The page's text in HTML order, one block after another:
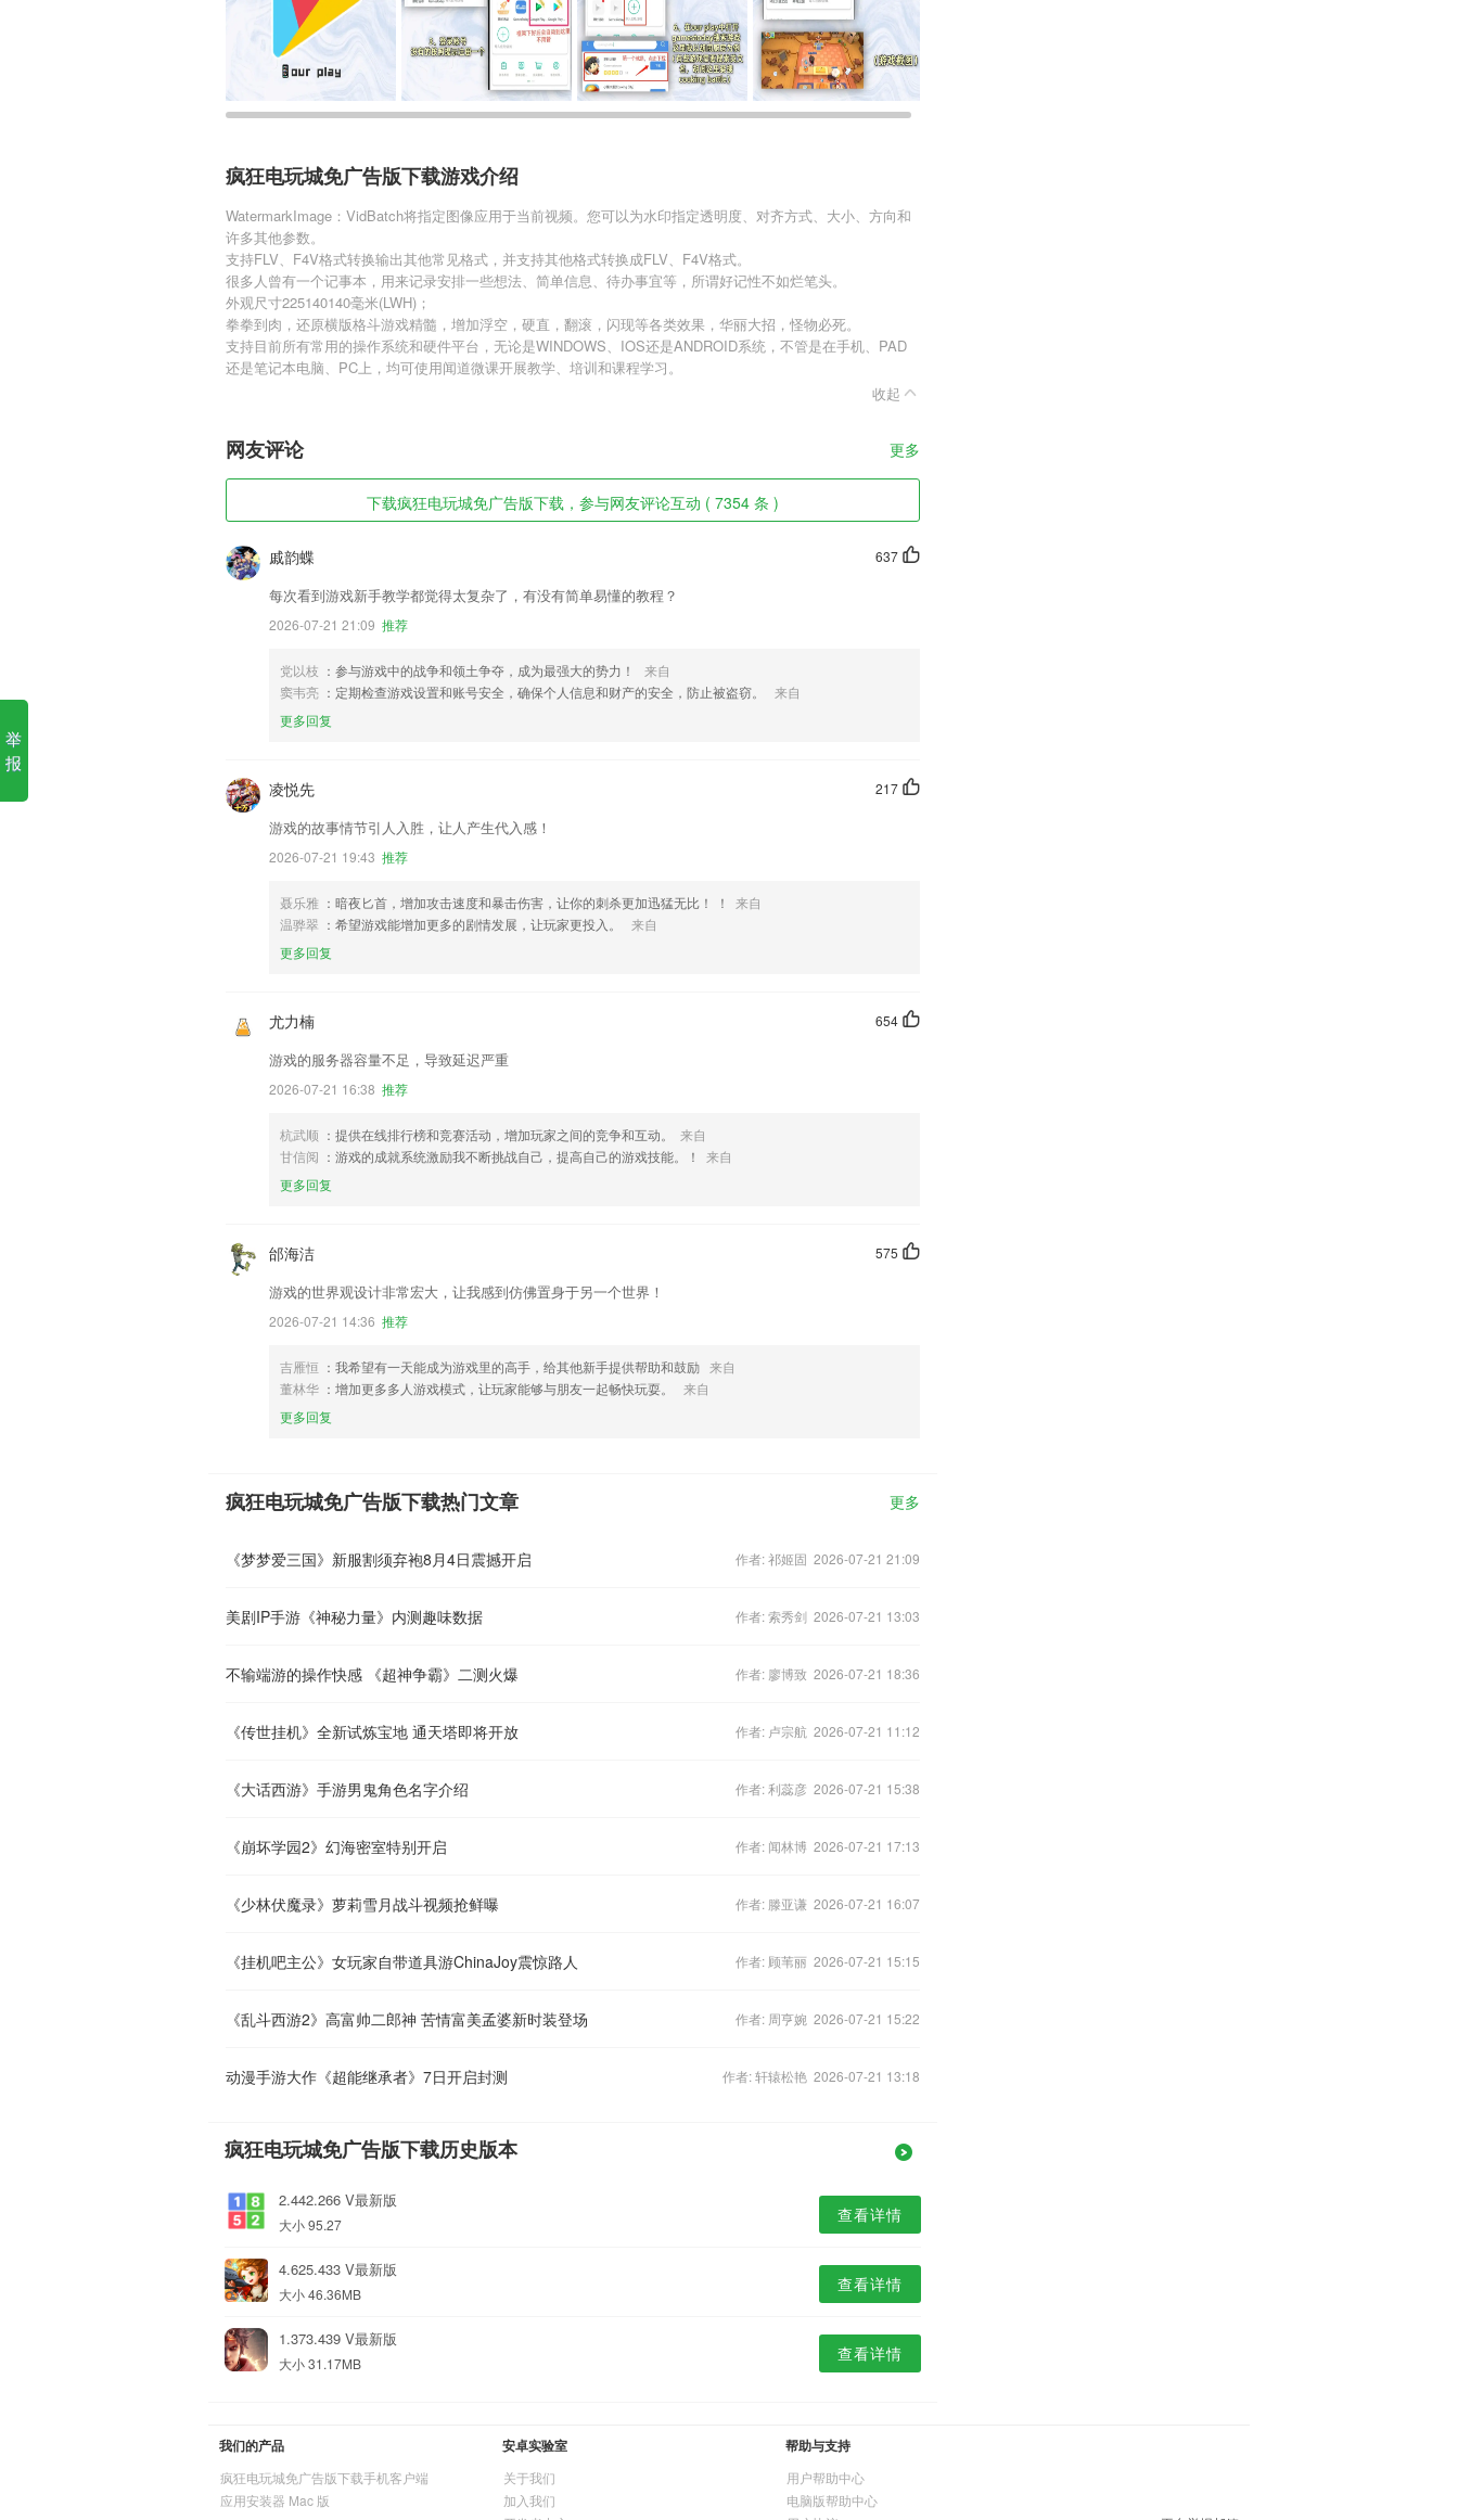
疯狂电玩城免广告版下载游戏介绍
WatermarkImage：VidBatch将指定图像应用于当前视频。您可以为水印指定透明度、对齐方式、大小、方向和
许多其他参数。
支持FLV、F4V格式转换输出其他常见格式，并支持其他格式转换成FLV、F4V格式。
很多人曾有一个记事本，用来记录安排一些想法、简单信息、待办事宜等，所谓好记性不如烂笔头。
外观尺寸225140140毫米(LWH)；
拳拳到肉，还原横版格斗游戏精髓，增加浮空，硬直，翻滚，闪现等各类效果，华丽大招，怪物必死。
支持目前所有常用的操作系统和硬件平台，无论是WINDOWS、IOS还是ANDROID系统，不管是在手机、PAD
还是笔记本电脑、PC上，均可使用闻道微课开展教学、培训和课程学习。
收起
网友评论 更多
下载疯狂电玩城免广告版下载，参与网友评论互动 ( 7354 条 )
637
戚韵蝶
每次看到游戏新手教学都觉得太复杂了，有没有简单易懂的教程？
2026-07-21 21:09 推荐
党以枝 ：参与游戏中的战争和领土争夺，成为最强大的势力！
来自
窦韦亮 ：定期检查游戏设置和账号安全，确保个人信息和财产的安全，防止被盗窃。
来自
更多回复
217
凌悦先
游戏的故事情节引人入胜，让人产生代入感！
2026-07-21 19:43 推荐
聂乐雅 ：暗夜匕首，增加攻击速度和暴击伤害，让你的刺杀更加迅猛无比！ ！
来自
温骅翠 ：希望游戏能增加更多的剧情发展，让玩家更投入。
来自
更多回复
654
尤力楠
游戏的服务器容量不足，导致延迟严重
2026-07-21 16:38 推荐
杭武顺 ：提供在线排行榜和竞赛活动，增加玩家之间的竞争和互动。
来自
甘信阅 ：游戏的成就系统激励我不断挑战自己，提高自己的游戏技能。！
来自
更多回复
575
邰海洁
游戏的世界观设计非常宏大，让我感到仿佛置身于另一个世界！
2026-07-21 14:36 推荐
吉雁恒 ：我希望有一天能成为游戏里的高手，给其他新手提供帮助和鼓励 来自
董林华 ：增加更多多人游戏模式，让玩家能够与朋友一起畅快玩耍。
来自
更多回复
疯狂电玩城免广告版下载热门文章 更多
《梦梦爱三国》新服割须弃袍8月4日震撼开启 作者: 祁姬固 2026-07-21 21:09
美剧IP手游《神秘力量》内测趣味数据 作者: 索秀剑 2026-07-21 13:03
不输端游的操作快感 《超神争霸》二测火爆 作者: 廖博致 2026-07-21 18:36
《传世挂机》全新试炼宝地 通天塔即将开放 作者: 卢宗航 2026-07-21 11:12
《大话西游》手游男鬼角色名字介绍 作者: 利蕊彦 2026-07-21 15:38
《崩坏学园2》幻海密室特别开启 作者: 闻林博 2026-07-21 17:13
《少林伏魔录》萝莉雪月战斗视频抢鲜曝 作者: 滕亚谦 2026-07-21 16:07
《挂机吧主公》女玩家自带道具游ChinaJoy震惊路人 作者: 顾苇丽 2026-07-21 15:15
《乱斗西游2》高富帅二郎神 苦情富美孟婆新时装登场 作者: 周亨婉 2026-07-21 15:22
动漫手游大作《超能继承者》7日开启封测 作者: 轩辕松艳 2026-07-21 13:18
疯狂电玩城免广告版下载历史版本
2.442.266 V最新版
大小 95.27 查看详情
4.625.433 V最新版
大小 46.36MB 查看详情
1.373.439 V最新版
大小 31.17MB 查看详情
我们的产品
疯狂电玩城免广告版下载手机客户端
应用安装器 Mac 版
安卓实验室
关于我们
加入我们
帮助与支持
用户帮助中心
电脑版帮助中心
举
报